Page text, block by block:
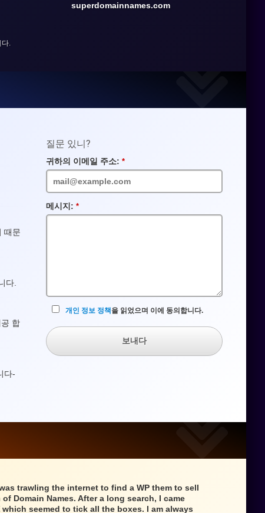
superdomainnames.com
다.
때문
다.
합
다-
질문 있니?
귀하의 이메일 주소:
수
입
력
메시지:
수
개인 정보 정책을 읽었으며 이에 동의합니다.
보내다
trawling the internet to find a WP them to sell
Domain Names. After a long search, I came
which seemed to tick all the boxes. I am always